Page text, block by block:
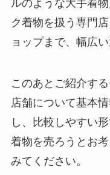
ルのような大手着
ク着物を扱う専門
ョップまで、幅広
このあとご紹介す
店舗について基本
し、比較しやすい
着物を売ろうとお
みてください。